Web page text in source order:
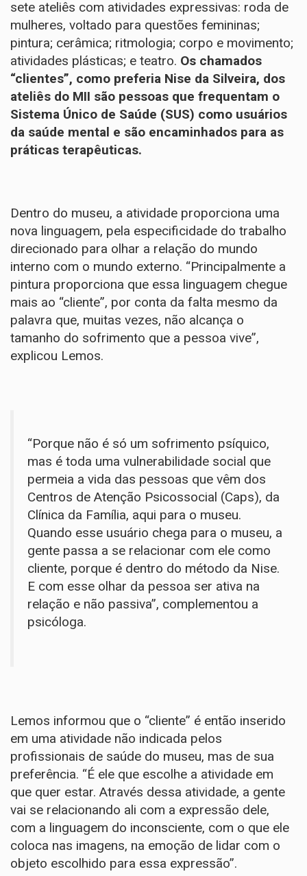
sete ateliês com atividades expressivas: roda de
mulheres, voltado para questões femininas;
pintura; cerâmica; ritmologia; corpo e movimento;
atividades plásticas; e teatro. Os chamados
“clientes”, como preferia Nise da Silveira, dos
ateliês do MII são pessoas que frequentam o
Sistema Único de Saúde (SUS) como usuários
da saúde mental e são encaminhados para as
práticas terapêuticas.
Dentro do museu, a atividade proporciona uma
nova linguagem, pela especificidade do trabalho
direcionado para olhar a relação do mundo
interno com o mundo externo. “Principalmente a
pintura proporciona que essa linguagem chegue
mais ao “cliente”, por conta da falta mesmo da
palavra que, muitas vezes, não alcança o
tamanho do sofrimento que a pessoa vive”,
explicou Lemos.
“Porque não é só um sofrimento psíquico,
mas é toda uma vulnerabilidade social que
permeia a vida das pessoas que vêm dos
Centros de Atenção Psicossocial (Caps), da
Clínica da Família, aqui para o museu.
Quando esse usuário chega para o museu, a
gente passa a se relacionar com ele como
cliente, porque é dentro do método da Nise.
E com esse olhar da pessoa ser ativa na
relação e não passiva”, complementou a
psicóloga.
Lemos informou que o “cliente” é então inserido
em uma atividade não indicada pelos
profissionais de saúde do museu, mas de sua
preferência. “É ele que escolhe a atividade em
que quer estar. Através dessa atividade, a gente
vai se relacionando ali com a expressão dele,
com a linguagem do inconsciente, com o que ele
coloca nas imagens, na emoção de lidar com o
objeto escolhido para essa expressão”.